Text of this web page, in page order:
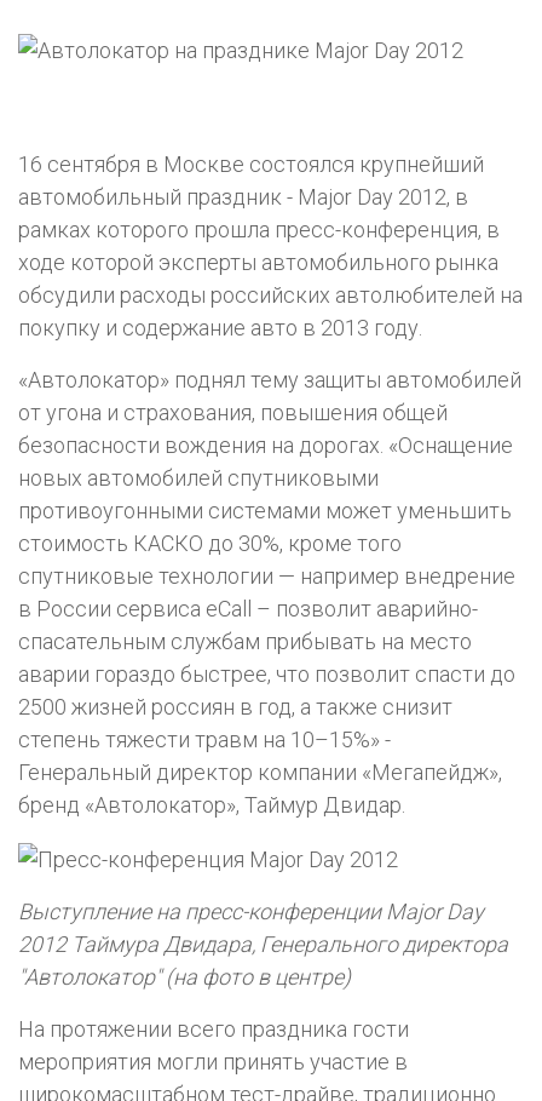
16 сентября в Москве состоялся крупнейший
автомобильный праздник - Major Day 2012, в
рамках которого прошла пресс-конференция, в
ходе которой эксперты автомобильного рынка
обсудили расходы российских автолюбителей на
покупку и содержание авто в 2013 году.
«Автолокатор» поднял тему защиты автомобилей
от угона и страхования, повышения общей
безопасности вождения на дорогах. «Оснащение
новых автомобилей спутниковыми
противоугонными системами может уменьшить
стоимость КАСКО до 30%, кроме того
спутниковые технологии — например внедрение
в России сервиса eCall – позволит аварийно-
спасательным службам прибывать на место
аварии гораздо быстрее, что позволит спасти до
2500 жизней россиян в год, а также снизит
степень тяжести травм на 10–15%» -
Генеральный директор компании «Мегапейдж»,
бренд «Автолокатор», Таймур Двидар.
Выступление на пресс-конференции Major Day
2012 Таймура Двидара, Генерального директора
"Автолокатор" (на фото в центре)
На протяжении всего праздника гости
мероприятия могли принять участие в
широкомасштабном тест-драйве, традиционно